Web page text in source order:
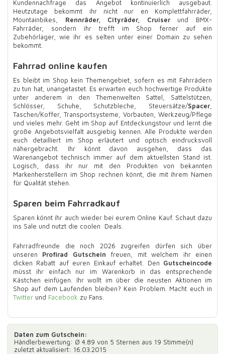
Kundennachfrage das Angebot kontinuierlich ausgebaut.
Heutzutage bekommt ihr nicht nur en Komplettfahrräder,
Mountainbikes, Rennräder, Cityräder, Cruiser und BMX-
Fahrräder, sondern ihr trefft im Shop ferner auf ein
Zubehörlager, wie ihr es selten unter einer Domain zu sehen
bekommt.
Fahrrad online kaufen
Es bleibt im Shop kein Themengebiet, sofern es mit Fahrrädern
zu tun hat, unangetastet. Es erwarten euch hochwertige Produkte
unter anderem in den Themenwelten Sattel, Sattelstützen,
Schlösser, Schuhe, Schutzbleche, Steuersätze/Spacer,
Taschen/Koffer, Transportsysteme, Vorbauten, Werkzeug/Pflege
und vieles mehr. Geht im Shop auf Entdeckungstour und lernt die
große Angebotsvielfalt ausgiebig kennen. Alle Produkte werden
euch detailliert im Shop erläutert und optisch eindrucksvoll
nähergebracht. Ihr könnt davon ausgehen, dass das
Warenangebot technisch immer auf dem aktuellsten Stand ist.
Logisch, dass ihr nur mit den Produkten von bekannten
Markenherstellern im Shop rechnen könnt, die mit ihrem Namen
für Qualität stehen.
Sparen beim Fahrradkauf
Sparen könnt ihr auch wieder bei eurem Online Kauf. Schaut dazu
ins Sale und nutzt die coolen Deals.
Fahrradfreunde die noch 2026 zugreifen dürfen sich über
unseren Profirad Gutschein freuen, mit welchem ihr einen
dicken Rabatt auf euren Einkauf erhaltet. Den Gutscheincode
müsst ihr einfach nur im Warenkorb in das entsprechende
Kästchen einfügen. Ihr wollt im über die neusten Aktionen im
Shop auf dem Laufenden bleiben? Kein Problem. Macht euch in
Twitter und Facebook zu Fans.
Daten zum Gutschein:
Händlerbewertung: Ø 4.89 von 5 Sternen aus 19 Stimme(n)
zuletzt aktualisiert: 16.03.2015